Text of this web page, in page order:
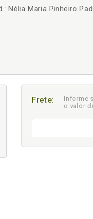
Nélia Maria Pinheiro
+
Frete:
Informe
o valor